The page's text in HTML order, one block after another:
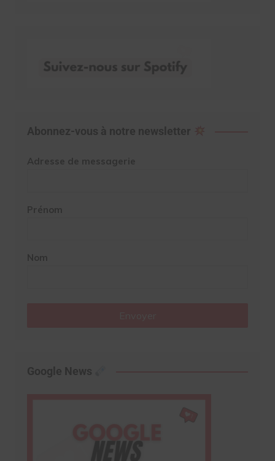
Abonnez-vous à notre newsletter
Adresse de messagerie
Prénom
Nom
Google News